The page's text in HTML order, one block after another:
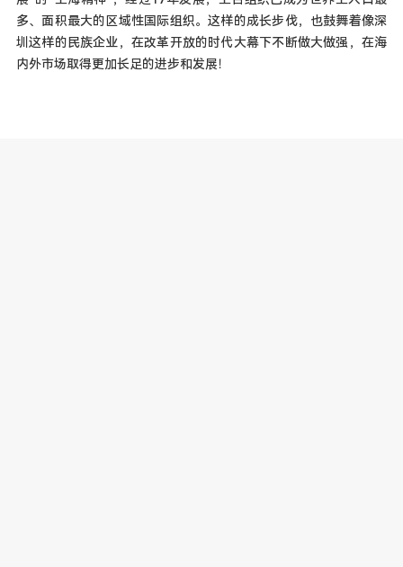
多、面积最大的区域性国际组织。这样的成长步伐，也鼓舞着像深
圳这样的民族企业，在改革开放的时代大幕下不断做大做强，在海
内外市场取得更加长足的进步和发展！